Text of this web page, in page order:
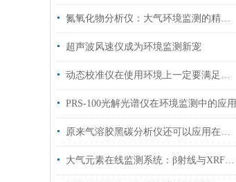
氮氧化物分析仪：大气环境监测的精准利器
超声波风速仪成为环境监测新宠
动态校准仪在使用环境上一定要满足这3个要求
PRS-100光解光谱仪在环境监测中的应用
原来气溶胶黑碳分析仪还可以应用在这些领域中
大气元素在线监测系统：β射线与XRF双技术驱动的精准监测方案